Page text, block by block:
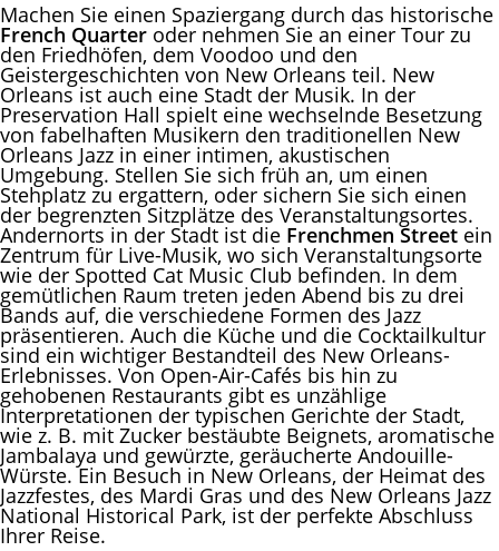
Machen Sie einen Spaziergang durch das historische
French Quarter oder nehmen Sie an einer Tour zu
den Friedhöfen, dem Voodoo und den
Geistergeschichten von New Orleans teil. New
Orleans ist auch eine Stadt der Musik. In der
Preservation Hall spielt eine wechselnde Besetzung
von fabelhaften Musikern den traditionellen New
Orleans Jazz in einer intimen, akustischen
Umgebung. Stellen Sie sich früh an, um einen
Stehplatz zu ergattern, oder sichern Sie sich einen
der begrenzten Sitzplätze des Veranstaltungsortes.
Andernorts in der Stadt ist die Frenchmen Street ein
Zentrum für Live-Musik, wo sich Veranstaltungsorte
wie der Spotted Cat Music Club befinden. In dem
gemütlichen Raum treten jeden Abend bis zu drei
Bands auf, die verschiedene Formen des Jazz
präsentieren. Auch die Küche und die Cocktailkultur
sind ein wichtiger Bestandteil des New Orleans-
Erlebnisses. Von Open-Air-Cafés bis hin zu
gehobenen Restaurants gibt es unzählige
Interpretationen der typischen Gerichte der Stadt,
wie z. B. mit Zucker bestäubte Beignets, aromatische
Jambalaya und gewürzte, geräucherte Andouille-
Würste. Ein Besuch in New Orleans, der Heimat des
Jazzfestes, des Mardi Gras und des New Orleans Jazz
National Historical Park, ist der perfekte Abschluss
Ihrer Reise.